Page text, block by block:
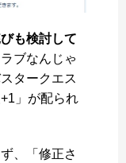
も検討して
ブなんじゃ
タークエス
」が配られ
、「修正さ